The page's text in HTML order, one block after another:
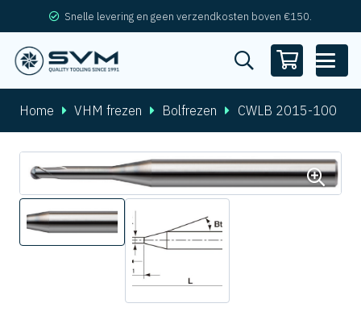
Snelle levering en geen verzendkosten boven €150.
Home VHM frezen Bolfrezen CWLB 2015-100